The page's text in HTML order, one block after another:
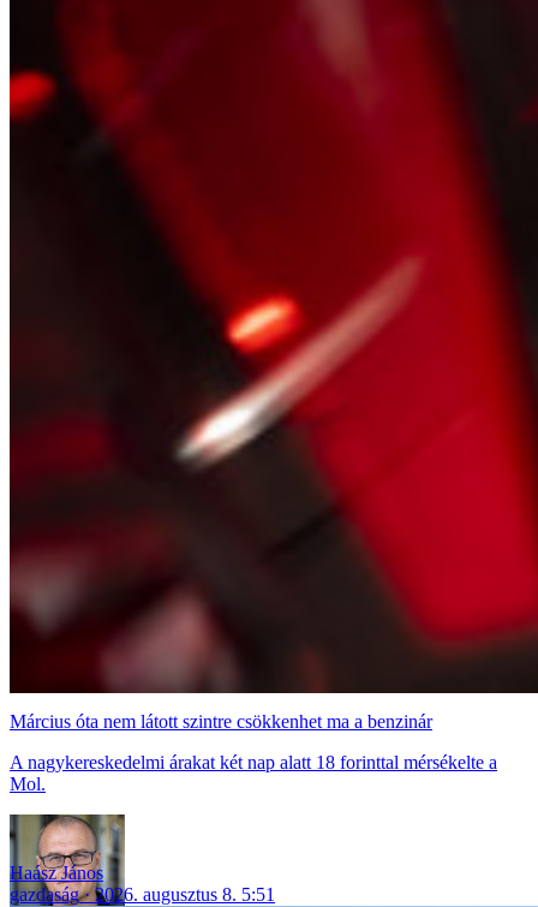
Március óta nem látott szintre csökkenhet ma a benzinár
A nagykereskedelmi árakat két nap alatt 18 forinttal mérsékelte a
Mol.
Haász János
gazdaság
2026. augusztus 8. 5:51